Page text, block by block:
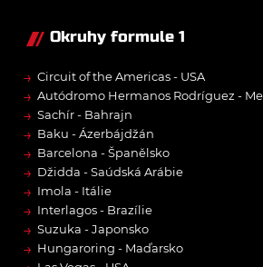
Okruhy formule 1
→ Circuit of the Americas - USA
→ Autódromo Hermanos Rodríguez -
→ Sachír - Bahrajn
→ Baku - Ázerbájdžán
→ Barcelona - Španělsko
→ Džidda - Saúdská Arábie
→ Imola - Itálie
→ Interlagos - Brazílie
→ Suzuka - Japonsko
→ Hungaroring - Maďarsko